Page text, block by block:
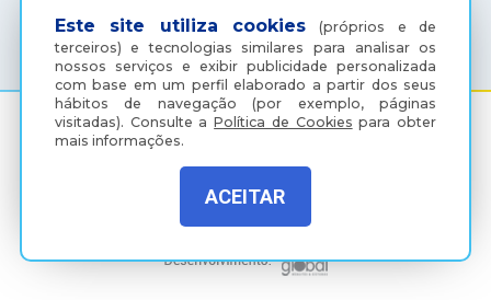
Este site utiliza cookies (próprios e de
terceiros) e tecnologias similares para analisar os
nossos serviços e exibir publicidade personalizada
com base em um perfil elaborado a partir dos seus
hábitos de navegação (por exemplo, páginas
visitadas). Consulte aPolítica de Cookies para obter
mais informações.
ACEITAR
(18) 3607-6500
Política de Privacidade